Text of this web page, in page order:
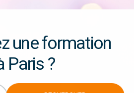
une formation
Paris ?